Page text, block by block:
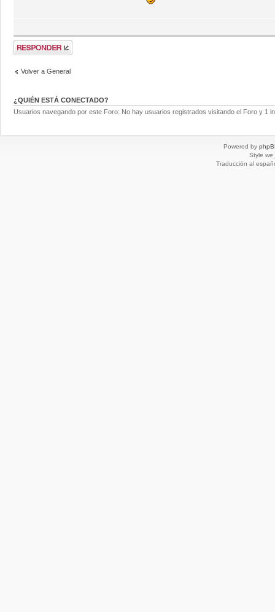
Volver a General
¿QUIÉN ESTÁ CONECTADO?
Usuarios navegando por este Foro: No hay usuarios registrados visitando el Foro y 1
Powered by
Style
Traducción al